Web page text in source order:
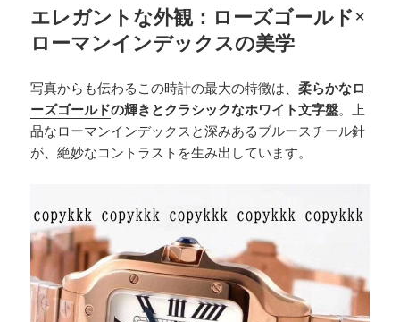
エレガントな外観：ローズゴールド×
ローマンインデックスの美学
写真からも伝わるこの時計の最大の特徴は、柔らかなロ
ーズゴールドの輝きとクラシックなホワイト文字盤。上
品なローマンインデックスと深みあるブルースチール針
が、絶妙なコントラストを生み出しています。